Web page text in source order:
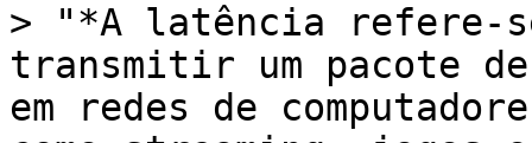
> "*A latência refere-
transmitir um pacote
em redes de